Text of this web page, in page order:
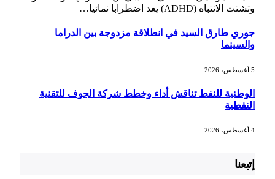
وتشتت الانتباه (ADHD) يعد اضطرابا نمائيا…
جوري طارق السيد في انطلاقة مزدوجة بين الدراما
والسينما
الوطنية للنفط تناقش أداء وخطط شركة الجوف للتقنية
النفطية
إتبعنا